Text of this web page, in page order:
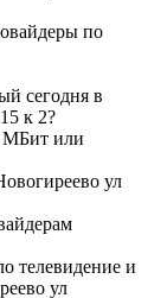
по
сегодня в
к 2?
МБит или
ул
телевидение и
ул